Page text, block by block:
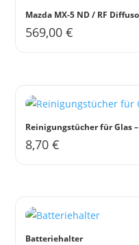
Mazda MX-5 ND / RF
569,00€
Reinigungstücher für Glas
8,70€
Batteriehalter